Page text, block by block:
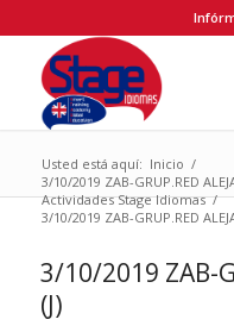
Usted está aquí: Inicio /
3/10/2019 ZAB-GRUP.RED
Actividades Stage Idiomas /
3/10/2019 ZAB-GRUP.RED
3/10/2019 ZAB-
(J)